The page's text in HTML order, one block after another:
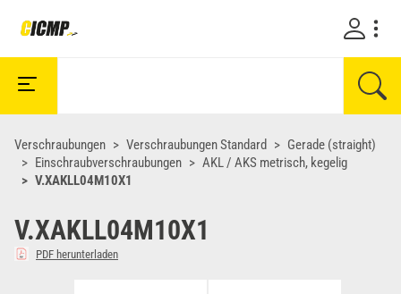
Verschraubungen Verschraubungen Standard
Gerade (straight)
Einschraubverschraubungen
AKL / AKS metrisch, kegelig
V.XAKLL04M10X1
V.XAKLL04M10X1
PDF herunterladen